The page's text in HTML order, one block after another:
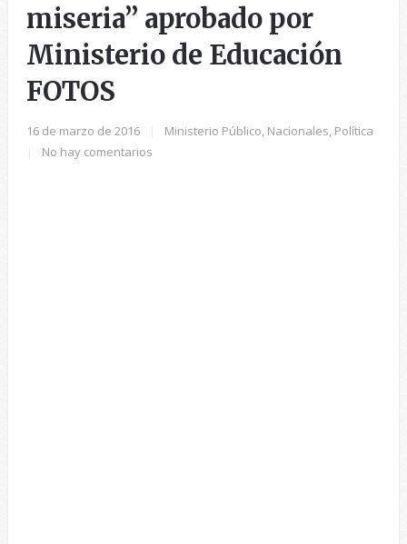
miseria” aprobado por
Ministerio de Educación
FOTOS
16 de marzo de 2016 Ministerio Público, Nacionales, Política
No hay comentarios